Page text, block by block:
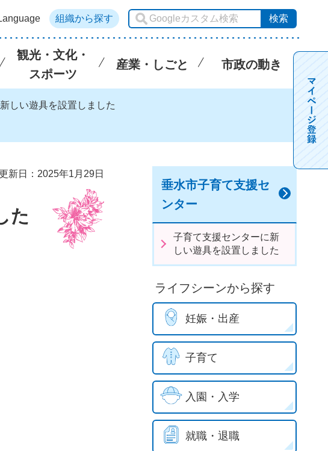
組織から探す
観光・文化・
スポーツ
産業・しごと 市政の動き
しい遊具を設置しました
新日：2025年1月29日
た
垂水市子育て支援セ
ンター
子育て支援センターに新
しい遊具を設置しました
ライフシーンから探す
妊娠・出産
子育て
入園・入学
就職・退職